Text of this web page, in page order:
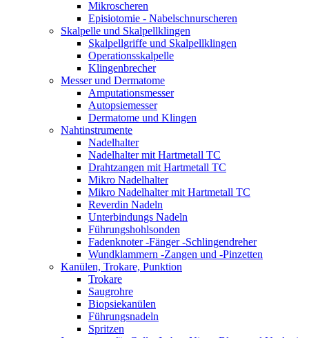
Mikroscheren
Episiotomie - Nabelschnurscheren
Skalpelle und Skalpellklingen
Skalpellgriffe und Skalpellklingen
Operationsskalpelle
Klingenbrecher
Messer und Dermatome
Amputationsmesser
Autopsiemesser
Dermatome und Klingen
Nahtinstrumente
Nadelhalter
Nadelhalter mit Hartmetall TC
Drahtzangen mit Hartmetall TC
Mikro Nadelhalter
Mikro Nadelhalter mit Hartmetall TC
Reverdin Nadeln
Unterbindungs Nadeln
Führungshohlsonden
Fadenknoter -Fänger -Schlingendreher
Wundklammern -Zangen und -Pinzetten
Kanülen, Trokare, Punktion
Trokare
Saugrohre
Biopsiekanülen
Führungsnadeln
Spritzen